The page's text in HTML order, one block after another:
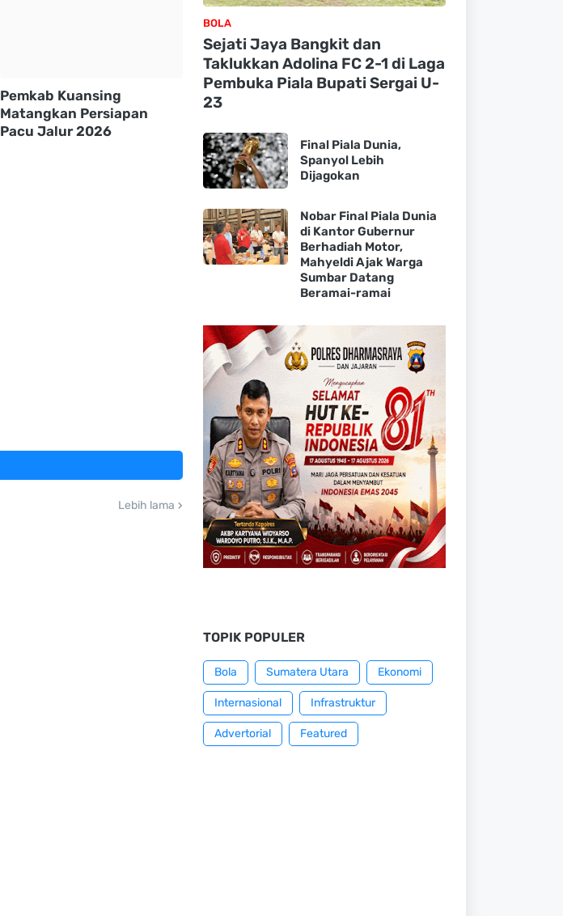
Pemkab Kuansing
Matangkan Persiapan
Pacu Jalur 2026
Lebih lama
BOLA
Sejati Jaya Bangkit dan
Taklukkan Adolina FC 2-1 di Laga
Pembuka Piala Bupati Sergai U-
23
Final Piala Dunia,
Spanyol Lebih
Dijagokan
Nobar Final Piala Dunia
di Kantor Gubernur
Berhadiah Motor,
Mahyeldi Ajak Warga
Sumbar Datang
Beramai-ramai
TOPIK POPULER
Bola Sumatera Utara Ekonomi
Internasional Infrastruktur
Advertorial Featured